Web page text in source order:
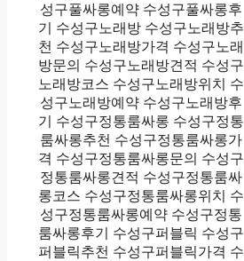
성구풀싸롱예약 수성구풀싸롱후
기 수성구노래방 수성구노래방추
천 수성구노래방가격 수성구노래
방문의 수성구노래방견적 수성구
노래방코스 수성구노래방위치 수
성구노래방예약 수성구노래방후
기 수성구정통룸싸롱 수성구정통
룸싸롱추천 수성구정통룸싸롱가
격 수성구정통룸싸롱문의 수성구
정통룸싸롱견적 수성구정통룸싸
롱코스 수성구정통룸싸롱위치 수
성구정통룸싸롱예약 수성구정통
룸싸롱후기 수성구퍼블릭 수성구
퍼블릭추천 수성구퍼블릭가격 수